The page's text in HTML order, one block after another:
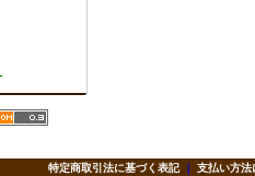
特定商取引法に基づく表記｜ 支払い方法